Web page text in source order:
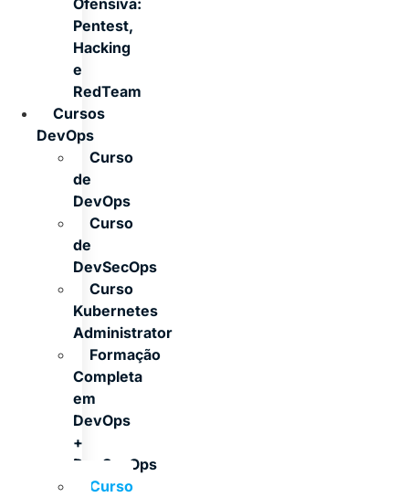
Pentest,
Hacking
e
RedTeam
Cursos
DevOps
Curso
de
DevOps
Curso
de
DevSecOps
Curso
Kubernetes
Administrator
Formação
Completa
em
DevOps
+
DevSecOps
Curso